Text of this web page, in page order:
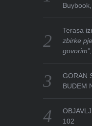
Terasa
zbirke
GORAN
BUDEM
102